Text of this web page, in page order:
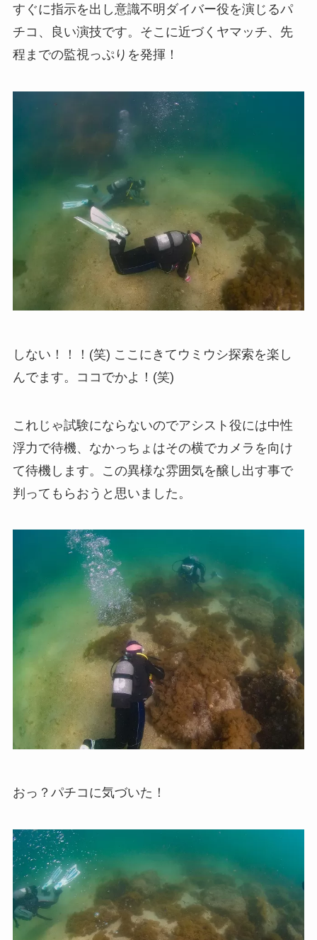
すぐに指示を出し意識不明ダイバー役を演じるパ
チコ、良い演技です。そこに近づくヤマッチ、先
程までの監視っぷりを発揮！
しない！！！(笑) ここにきてウミウシ探索を楽し
んでます。ココでかよ！(笑)
これじゃ試験にならないのでアシスト役には中性
浮力で待機、なかっちょはその横でカメラを向け
て待機します。この異様な雰囲気を醸し出す事で
判ってもらおうと思いました。
おっ？パチコに気づいた！